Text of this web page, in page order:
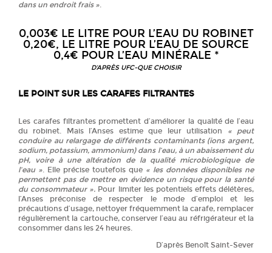
dans un endroit frais ».
0,003€ LE LITRE POUR L’EAU DU ROBINET
0,20€, LE LITRE POUR L’EAU DE SOURCE
0,4€ POUR L’EAU MINÉRALE *
D’APRÈS UFC-QUE CHOISIR
LE POINT SUR LES CARAFES FILTRANTES
Les carafes filtrantes promettent d’améliorer la qualité de l’eau
du robinet. Mais l’Anses estime que leur utilisation
« peut
conduire au relargage de différents contaminants (ions argent,
sodium, potassium, ammonium) dans l’eau, à un abaissement du
pH, voire à une altération de la qualité microbiologique de
l’eau ». Elle précise toutefois que « les données disponibles ne
permettent pas de mettre en évidence un risque pour la santé
du consommateur ». Pour limiter les potentiels effets délétères,
l’Anses préconise de respecter le mode d’emploi et les
précautions d’usage, nettoyer fréquemment la carafe, remplacer
régulièrement la cartouche, conserver l’eau au réfrigérateur et la
consommer dans les 24 heures.
D’après Benoît Saint-Sever